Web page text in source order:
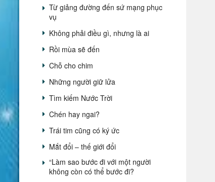
Từ giảng đường đến sứ mạng phục
vụ
Không phải điều gì, nhưng là ai
Rồi mùa sẽ đến
Chỗ cho chim
Những người giữ lửa
Tìm kiếm Nước Trời
Chén hay ngai?
Trái tim cũng có ký ức
Mắt đổi – thế giới đổi
“Làm sao bước đi với một người
không còn có thể bước đi?